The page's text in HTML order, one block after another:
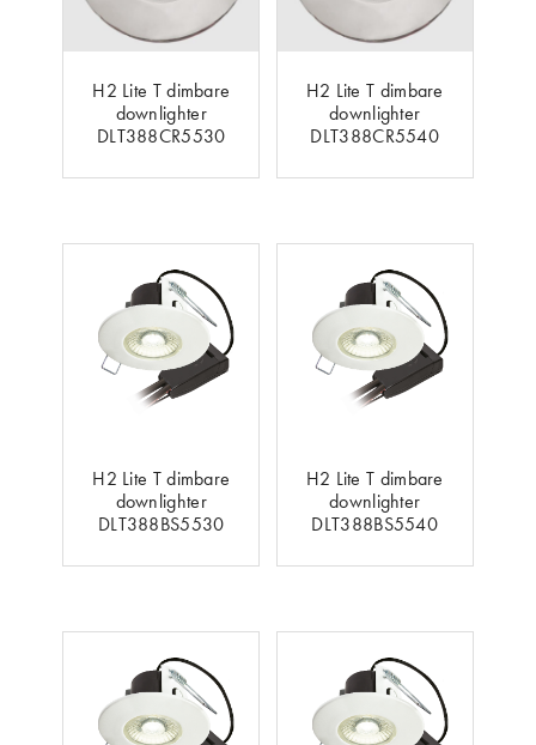
H2 Lite T dimbare
downlighter
DLT388CR5530
H2 Lite T dimbare
downlighter
DLT388CR5540
H2 Lite T dimbare
downlighter
DLT388BS5530
H2 Lite T dimbare
downlighter
DLT388BS5540